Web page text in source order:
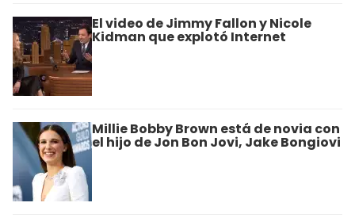
El video de Jimmy Fallon y Nicole
Kidman que explotó Internet
Millie Bobby Brown está de novia con
el hijo de Jon Bon Jovi, Jake Bongiovi